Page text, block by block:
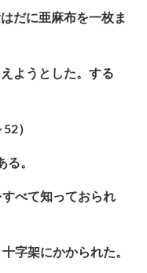
だに亜麻布を一枚ま
ようとした。する
）
る。
べて知っておられ
架にかかられた。